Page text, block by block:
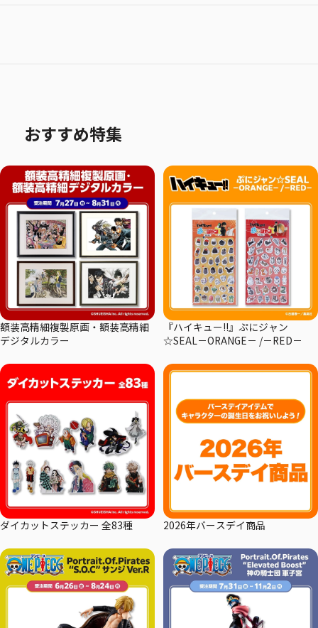
おすすめ特集
額装高精細複製原画・額装高精細
デジタルカラー
『ハイキュー!!』ぷにジャン
☆SEAL－ORANGE－ /－RED－
ダイカットステッカー 全83種 2026年バースデイ商品